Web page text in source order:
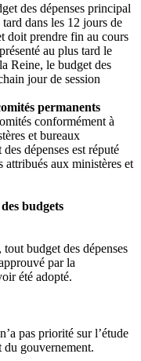
des dépenses principal
dans les 12 jours de
doit prendre fin au cours
au plus tard le
Reine, le budget des
jour de session
permanents
conformément à
et bureaux
dépenses est réputé
attribués aux ministères et
budgets
budget des dépenses
par la
été adopté.
pas priorité sur l’étude
du gouvernement.